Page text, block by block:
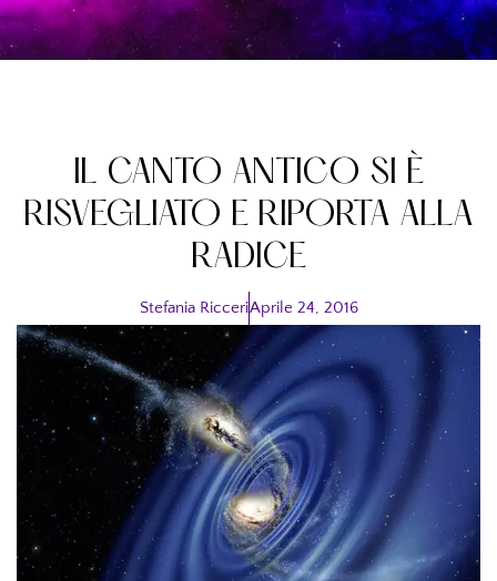
IL CANTO ANTICO SI È
RISVEGLIATO E RIPORTA ALLA
RADICE
Stefania RicceriAprile 24, 2016